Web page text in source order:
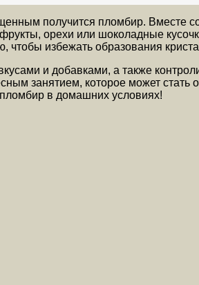
получится пломбир. Вместе
орехи или шоколадные
избежать образования
и добавками, а также
занятием, которое может стать
в домашних условиях!